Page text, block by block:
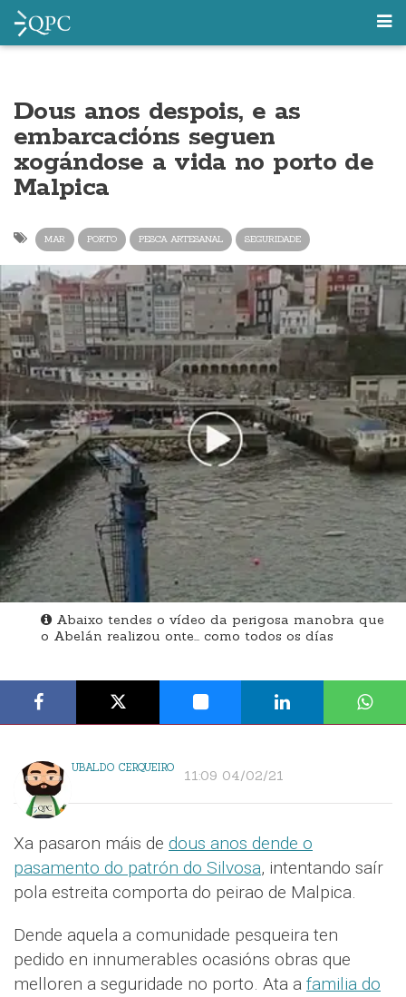
Dous anos despois, e as
embarcacións seguen
xogándose a vida no porto de
Malpica
MAR PORTO PESCA ARTESANAL SEGURIDADE
Abaixo tendes o vídeo da perigosa manobra que
o Abelán realizou onte... como todos os días
UBALDO CERQUEIRO 11:09 04/02/21
Xa pasaron máis de dous anos dende o
pasamento do patrón do Silvosa, intentando saír
pola estreita comporta do peirao de Malpica.
Dende aquela a comunidade pesqueira ten
pedido en innumerables ocasións obras que
melloren a seguridade no porto. Ata a familia do